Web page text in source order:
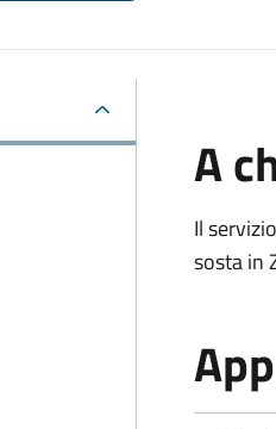
A
Il
sosta in